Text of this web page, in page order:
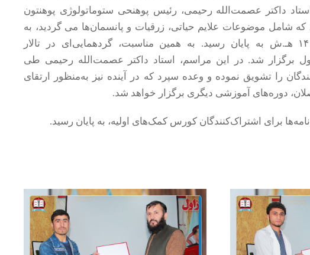
داکتر عصمت‌الله رحیمی، رئیس پوهنحی ستوماتولوژی پوهنتون
که شامل موضوعات علایم حیاتی، زرقیات و پانسمان‌ها می گردید، به
تاریخ ۲۰ ماه عقرب ۱۴۰۴ هـ.ش به پایان رسید. به همین مناسبت، گردهمایی‌ای در تالار
برگزار شد. در این مراسم، استاد داکتر عصمت‌الله رحیمی طی
را تشویق نموده و وعده سپرد که در آینده نیز به‌منظور ارتقای
دوره‌های آموزشی دیگری برگزار خواهد شد.
برای اشتراک‌کنندگان کورس کمک‌های اولیه، به پایان رسید.